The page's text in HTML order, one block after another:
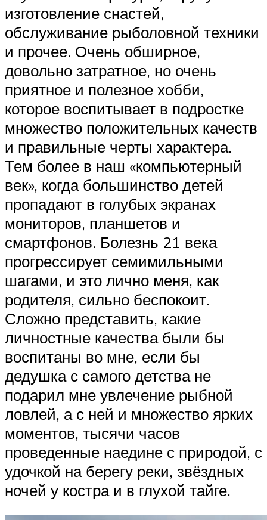
изготовление снастей,
обслуживание рыболовной техники
и прочее. Очень обширное,
довольно затратное, но очень
приятное и полезное хобби,
которое воспитывает в подростке
множество положительных качеств
и правильные черты характера.
Тем более в наш «компьютерный
век», когда большинство детей
пропадают в голубых экранах
мониторов, планшетов и
смартфонов. Болезнь 21 века
прогрессирует семимильными
шагами, и это лично меня, как
родителя, сильно беспокоит.
Сложно представить, какие
личностные качества были бы
воспитаны во мне, если бы
дедушка с самого детства не
подарил мне увлечение рыбной
ловлей, а с ней и множество ярких
моментов, тысячи часов
проведенные наедине с природой, с
удочкой на берегу реки, звёздных
ночей у костра и в глухой тайге.